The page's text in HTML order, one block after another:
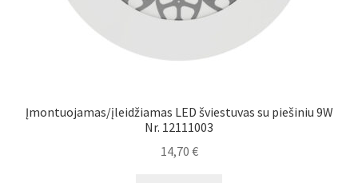
Įmontuojamas/įleidžiamas LED šviestuvas su piešiniu 9W
Nr. 12111003
14,70 €